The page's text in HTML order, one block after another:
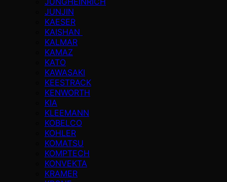
JUNJIN
KAESER
KAISHAN
KALMAR
KAMAZ
KATO
KAWASAKI
KEESTRACK
KENWORTH
KIA
KLEEMANN
KOBELCO
KOHLER
KOMATSU
KOMPTECH
KONVEKTA
KRAMER